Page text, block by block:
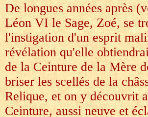
De longues années après
Léon VI le Sage, Zoé, se
l'instigation d'un esprit
révélation qu'elle
de la Ceinture de la Mère
briser les scellés de la
Relique, et on y découvrit
Ceinture, aussi neuve et